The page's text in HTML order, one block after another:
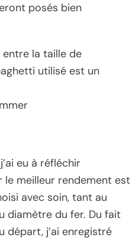
posés bien
la taille de
utilisé est un
eu à réfléchir
meilleur rendement est
avec soin, tant au
diamètre du fer. Du fait
départ, j’ai enregistré